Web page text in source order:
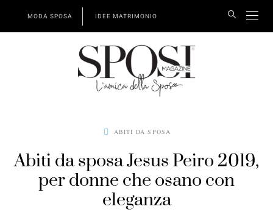
MODA SPOSA IDEE MATRIMONIO
ABITI DA SPOSA
Abiti da sposa Jesus Peiro 2019,
per donne che osano con
eleganza